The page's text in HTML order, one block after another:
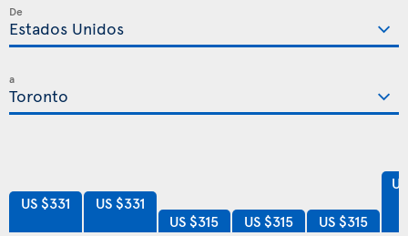
De
a
US $331 US $331
US $315 US $315 US $315